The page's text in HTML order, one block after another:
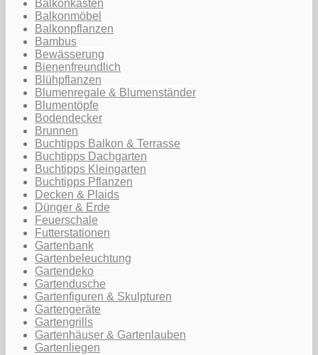
Balkonkästen
Balkonmöbel
Balkonpflanzen
Bambus
Bewässerung
Bienenfreundlich
Blühpflanzen
Blumenregale & Blumenständer
Blumentöpfe
Bodendecker
Brunnen
Buchtipps Balkon & Terrasse
Buchtipps Dachgarten
Buchtipps Kleingarten
Buchtipps Pflanzen
Decken & Plaids
Dünger & Erde
Feuerschale
Futterstationen
Gartenbank
Gartenbeleuchtung
Gartendeko
Gartendusche
Gartenfiguren & Skulpturen
Gartengeräte
Gartengrills
Gartenhäuser & Gartenlauben
Gartenliegen